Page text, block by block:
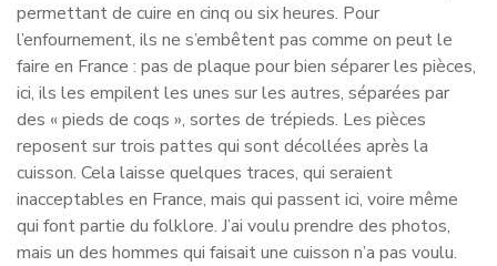
permettant de cuire en cinq ou six heures. Pour
l’enfournement, ils ne s’embêtent pas comme on peut le
faire en France : pas de plaque pour bien séparer les pièces,
ici, ils les empilent les unes sur les autres, séparées par
des « pieds de coqs », sortes de trépieds. Les pièces
reposent sur trois pattes qui sont décollées après la
cuisson. Cela laisse quelques traces, qui seraient
inacceptables en France, mais qui passent ici, voire même
qui font partie du folklore. J’ai voulu prendre des photos,
mais un des hommes qui faisait une cuisson n’a pas voulu.